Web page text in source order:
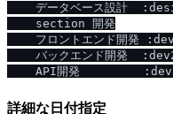
データベース設計
    section 開発
フロントエンド開発
バックエンド開発
詳細な日付指定